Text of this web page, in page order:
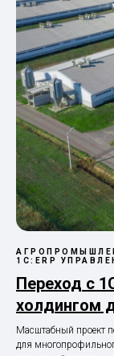
1С:ERP
Переход с
холдингом
Масштабный проект
для